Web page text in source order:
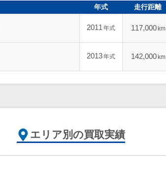
年式 走行距離
2011 年式 117,000 km
2013年式 142,000 km
エリア別の買取実績